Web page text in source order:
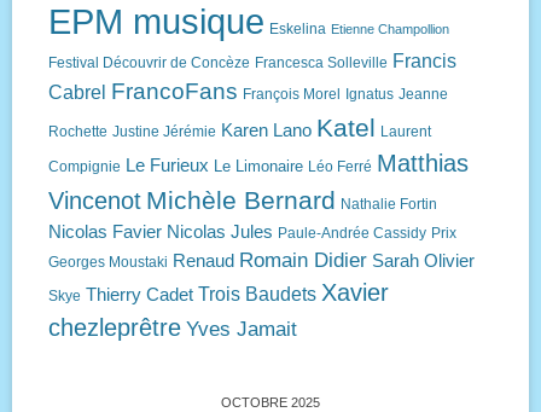
EPM musique Eskelina Etienne Champollion
Festival Découvrir de Concèze Francesca Solleville Francis
Cabrel FrancoFans François Morel Ignatus Jeanne
Rochette Justine Jérémie Karen Lano Katel Laurent
Compignie Le Furieux Le Limonaire Léo Ferré Matthias
Vincenot Michèle Bernard Nathalie Fortin
Nicolas Favier Nicolas Jules Paule-Andrée Cassidy Prix
Georges Moustaki Renaud Romain Didier Sarah Olivier
Skye Thierry Cadet Trois Baudets Xavier
chezleprêtre Yves Jamait
OCTOBRE 2025